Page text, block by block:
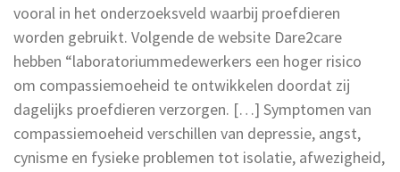
vooral in het onderzoeksveld waarbij proefdieren
worden gebruikt. Volgende de website Dare2care
hebben “laboratoriummedewerkers een hoger risico
om compassiemoeheid te ontwikkelen doordat zij
dagelijks proefdieren verzorgen. […] Symptomen van
compassiemoeheid verschillen van depressie, angst,
cynisme en fysieke problemen tot isolatie, afwezigheid,